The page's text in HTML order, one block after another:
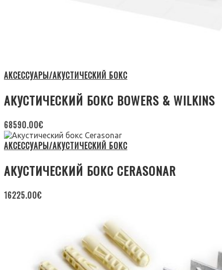
АКСЕССУАРЫ/АКУСТИЧЕСКИЙ БОКС
АКУСТИЧЕСКИЙ БОКС BOWERS & WILKINS
68590.00€
АКСЕССУАРЫ/АКУСТИЧЕСКИЙ БОКС
АКУСТИЧЕСКИЙ БОКС CERASONAR
16225.00€